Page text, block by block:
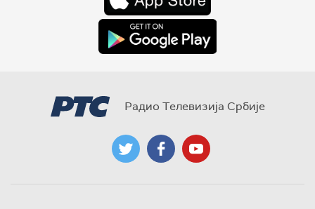
Радио Телевизија Србије